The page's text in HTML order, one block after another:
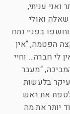
עניתי,
ואולי
בפניי נתח
הפטמה, “אין
לי חברה… וחיי
“מעבר
בלעשות
את ראש
יותר את מה